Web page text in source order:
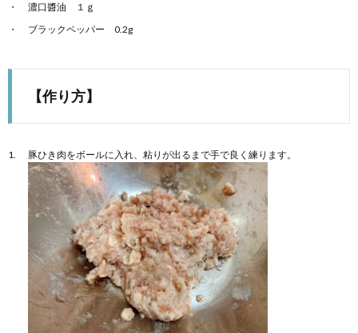
濃口醬油 １ｇ
ブラックペッパー 0.2g
【作り方】
豚ひき肉をボールに入れ、粘りが出るまで手で良く練ります。